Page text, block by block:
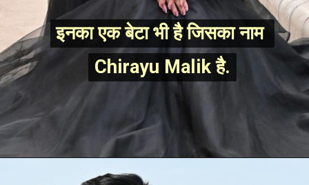
इनका एक बेटा भी है जिसका नाम
Chirayu Malik है.
इनका एक बेटा भी है जिसका नाम
Chirayu Malik है.